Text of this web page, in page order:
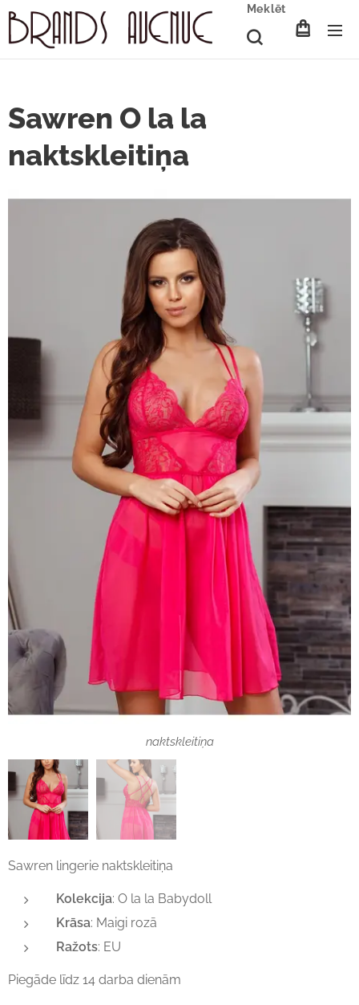
Meklēt
Sawren O la la
naktskleitiņa
naktskleitiņa
naktskleitiņa
Sawren lingerie naktskleitiņa
Kolekcija: O la la Babydoll
Krāsa: Maigi rozā
Ražots: EU
Piegāde līdz 14 darba dienām